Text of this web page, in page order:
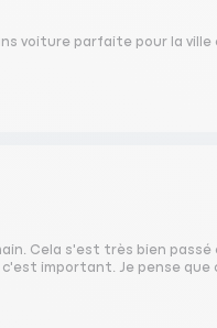
voiture parfaite pour la
Cela s'est très bien
important. Je pense que